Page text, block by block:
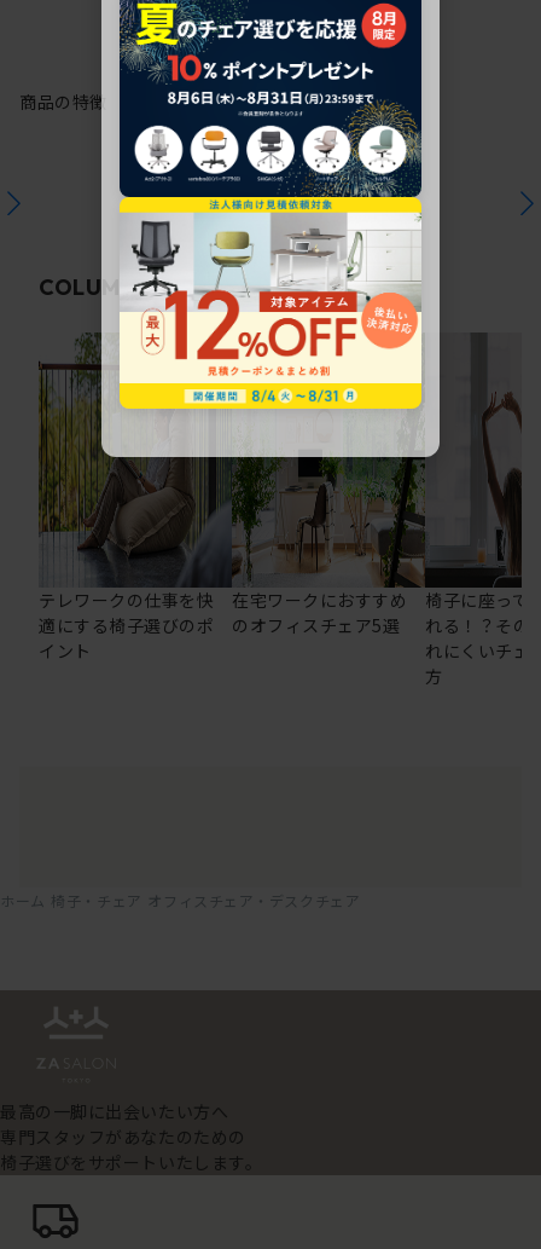
商品の特徴
COLUMN関連コラム
テレワークの仕事を快
適にする椅子選びのポ
イント
在宅ワークにおすすめ
のオフィスチェア5選
椅子に座って
れる！？その
れにくいチェ
方
ホーム 椅子・チェア オフィスチェア・デスクチェア
最高の一脚に出会いたい方へ
専門スタッフがあなたのための
椅子選びをサポートいたします。